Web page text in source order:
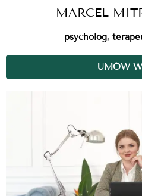
MARCEL
psycholog,
UMÓW